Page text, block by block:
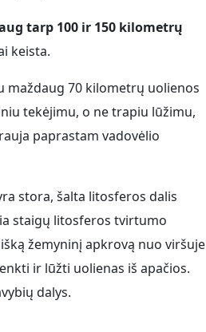
tarp 100 ir 150 kilometrų
keista.
maždaug 70 kilometrų uolienos
tekėjimu, o ne trapiu lūžimu,
paprastam vadovėlio
stora, šalta litosferos dalis
staigų litosferos tvirtumo
žemyninį apkrovą nuo viršuje
ir lūžti uolienas iš apačios.
dalys.